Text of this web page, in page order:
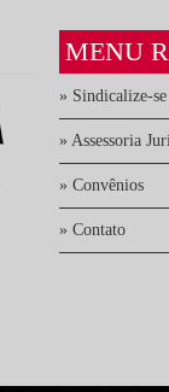
MENU
» Sindicalize-se
» Assessoria
» Convênios
» Contato